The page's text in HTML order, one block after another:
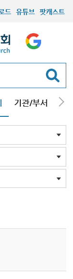
드 유튜브 팟캐스트
기관/부서 선